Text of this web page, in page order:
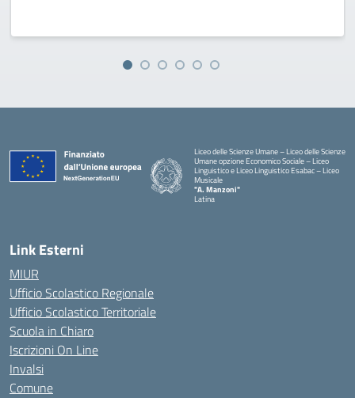
Liceo delle Scienze Umane – Liceo delle Scienze
Umane opzione Economico Sociale – Liceo
Linguistico e Liceo Linguistico Esabac – Liceo
Musicale
"A. Manzoni"
Latina
Link Esterni
MIUR
Ufficio Scolastico Regionale
Ufficio Scolastico Territoriale
Scuola in Chiaro
Iscrizioni On Line
Invalsi
Comune